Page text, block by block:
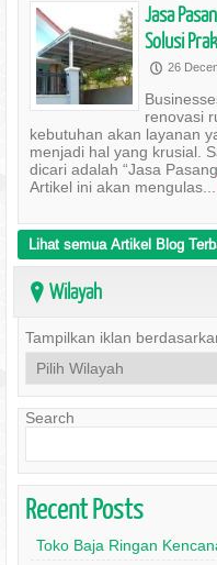
Jasa
Solusi
P 26
renovasi
kebutuhan akan layanan
menjadi hal yang krusial.
dicari adalah “Jasa
Artikel ini akan mengulas...
Lihat semua Artikel Blog
? Wilayah
Tampilkan iklan
Search
Recent Posts
Toko Baja Ringan